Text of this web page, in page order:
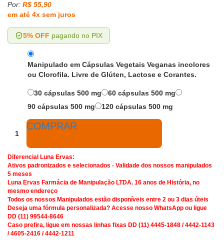
Por: R$ 55,90
em até 4x sem juros
5% OFF pagando no PIX
Manipulado em Cápsulas Vegetais Veganas incolores
ou Clorofila. Livre de Glúten, Lactose e Corantes.
30 cápsulas 500 mg
60 cápsulas 500 mg
90 cápsulas 500 mg
120 cápsulas 500 mg
COMPRAR
Diferencial Luna Ervas:
Ativos padronizados e selecionados - Validade dos nossos manipulados
5 meses
Luna Ervas Farmácia de Manipulação LTDA. 16 anos de História, no
mesmo endereço
Todos os nossos Manipulados estão disponíveis entre 2 ou 3 dias úteis
Deseja uma fórmula personalizada? Acesse nosso WhatsApp ou ligue
DD (11) 99544-8646
Caso prefira, ligue em nossas linhas fixas DD (11) 4445-1848 / 4442-1143
/ 4605-2416 / 4442-1211